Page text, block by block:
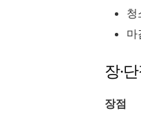
청
마
장·
장점